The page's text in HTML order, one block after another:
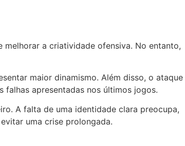
melhorar a criatividade ofensiva. No entanto,
maior dinamismo. Além disso, o ataque
falhas apresentadas nos últimos jogos.
A falta de uma identidade clara preocupa,
uma crise prolongada.